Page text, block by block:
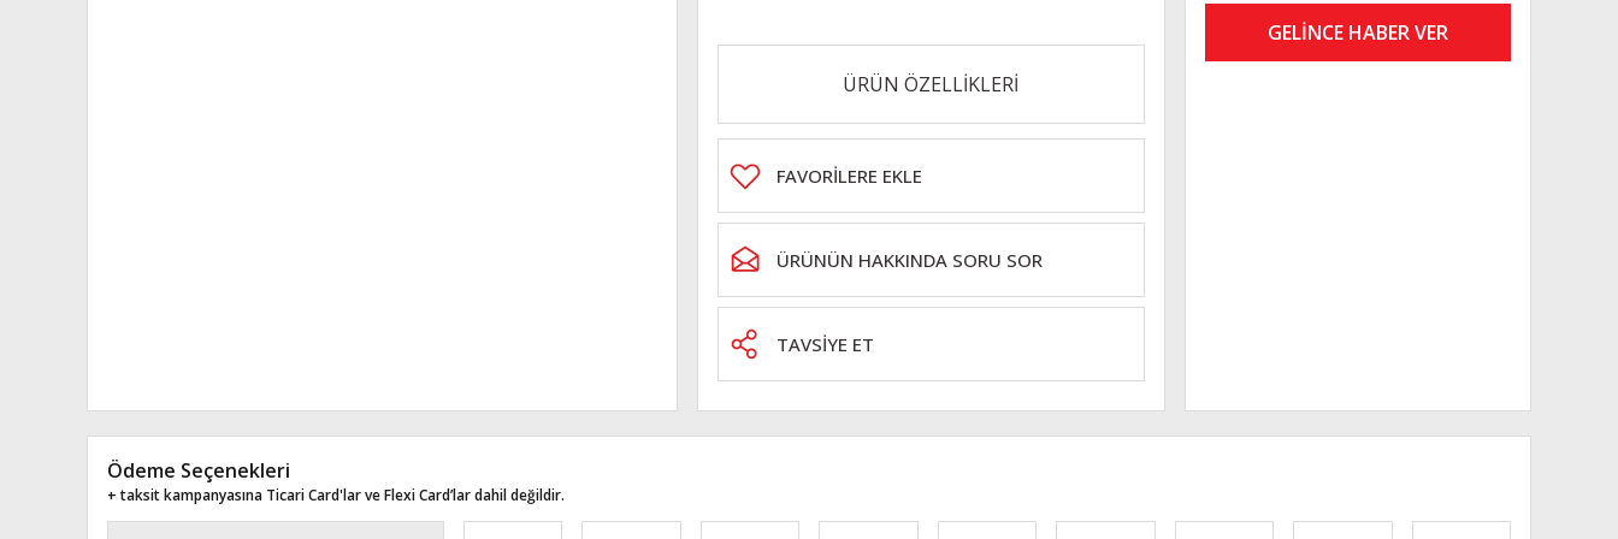
ÜRÜN ÖZELLİKLERİ
ÜRÜNÜN HAKKINDA SORU SOR
TAVSİYE ET
GELİNCE HABER VER
Ödeme Seçenekleri
+ taksit kampanyasına Ticari Card'lar ve Flexi Card’lar dahil değildir.